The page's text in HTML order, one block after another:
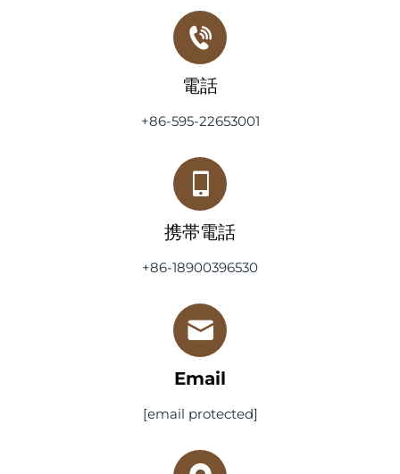
電話
+86-595-22653001
携帯電話
+86-18900396530
Email
[email protected]